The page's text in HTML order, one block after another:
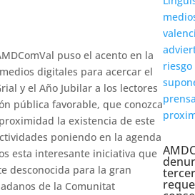
puso el acento en la
digitales para acercar el
y el Año Jubilar a los lectores
pública favorable, que conozca
la existencia de este
poniendo en la agenda
esta interesante iniciativa que
desconocida para la gran
de la Comunitat